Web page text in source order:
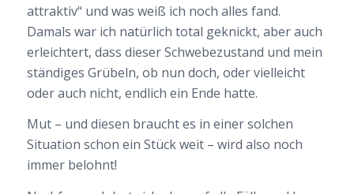
attraktiv“ und was weiß ich noch alles fand.
Damals war ich natürlich total geknickt, aber auch
erleichtert, dass dieser Schwebezustand und mein
ständiges Grübeln, ob nun doch, oder vielleicht
oder auch nicht, endlich ein Ende hatte.
Mut – und diesen braucht es in einer solchen
Situation schon ein Stück weit – wird also noch
immer belohnt!